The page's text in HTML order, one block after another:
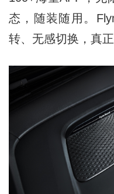
态，随装随用。
转、无感切换，真